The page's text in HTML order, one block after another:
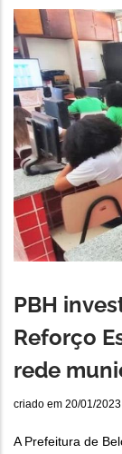
navegação
PBH
Reforço
rede
criado em 20/01/2023
A Prefeitura de